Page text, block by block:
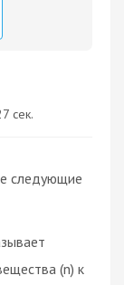
сек.
следующие
(n) к